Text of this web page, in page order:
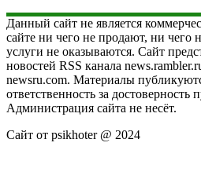
Данный сайт не является
сайте ни чего не продают, ни чего
услуги не оказываются. Сайт
новостей RSS канала
newsru.com. Материалы
ответственность за
Администрация сайта не несёт.
Сайт от psikhoter @ 2024